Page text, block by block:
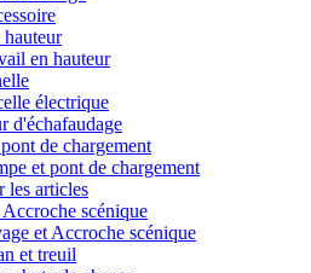
en hauteur
électrique
d'échafaudage
de chargement
et pont de chargement
les articles
scénique
et Accroche scénique
et treuil